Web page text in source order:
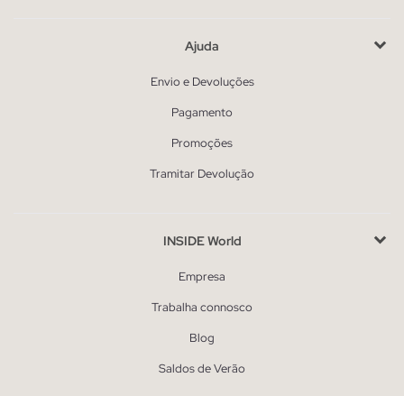
Ajuda
Envio e Devoluções
Pagamento
Promoções
Tramitar Devolução
INSIDE World
Empresa
Trabalha connosco
Blog
Saldos de Verão